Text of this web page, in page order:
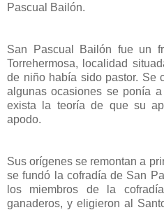
Pascual Bailón.
San Pascual Bailón fue un
Torrehermosa, localidad
de niño había sido pastor. Se
algunas ocasiones se ponía
exista la teoría de que su
apodo.
Sus orígenes se remontan a
se fundó la cofradía de San
los miembros de la
ganaderos, y eligieron al